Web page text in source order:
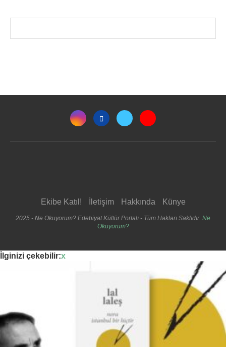
Ekibe Katıl! İletişim Hakkında Künye
2025 - Ne Okuyorum? Edebiyat Kültür Portalı - Tüm Hakları Saklıdır. Ne
Okuyorum?
İlginizi çekebilir:x